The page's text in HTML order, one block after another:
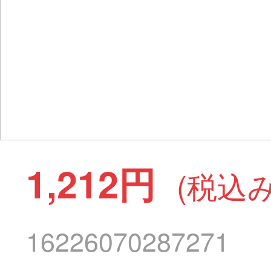
1,212円 (税込
16226070287271